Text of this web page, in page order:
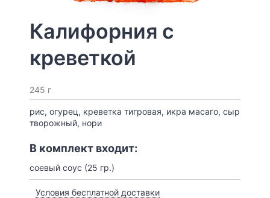
Калифорния с
креветкой
245 г
рис, огурец, креветка тигровая, икра масаго, сыр
творожный, нори
В комплект входит:
соевый соус (25 гр.)
Условия бесплатной доставки